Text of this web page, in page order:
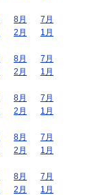
8月
7月
2月
1月
8月
7月
2月
1月
8月
7月
2月
1月
8月
7月
2月
1月
8月
7月
2月
1月